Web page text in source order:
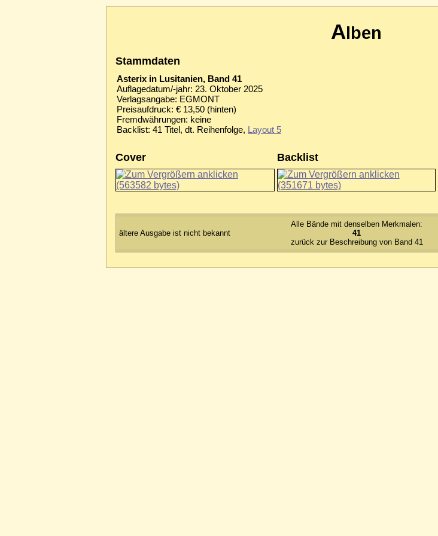
Alben
Stammdaten
Asterix in Lusitanien, Band 41
Auflagedatum/-jahr: 23. Oktober 2025
Verlagsangabe: EGMONT
Preisaufdruck: € 13,50 (hinten)
Fremdwährungen: keine
Backlist: 41 Titel, dt. Reihenfolge, Layout 5
Cover Backlist
ältere Ausgabe ist nicht bekannt
Alle Bände mit denselben Merkmalen:
41
zurück zur Beschreibung von Band 41